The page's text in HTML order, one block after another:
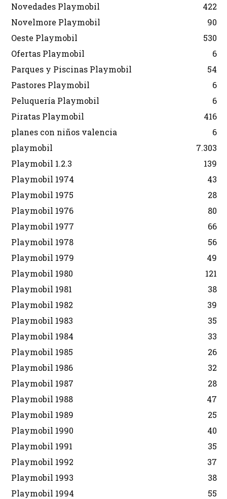
Novedades Playmobil
422
Novelmore Playmobil
90
Oeste Playmobil
530
Ofertas Playmobil
6
Parques y Piscinas Playmobil
54
Pastores Playmobil
6
Peluquería Playmobil
6
Piratas Playmobil
416
planes con niños valencia
6
playmobil
7.303
Playmobil 1.2.3
139
Playmobil 1974
43
Playmobil 1975
28
Playmobil 1976
80
Playmobil 1977
66
Playmobil 1978
56
Playmobil 1979
49
Playmobil 1980
121
Playmobil 1981
38
Playmobil 1982
39
Playmobil 1983
35
Playmobil 1984
33
Playmobil 1985
26
Playmobil 1986
32
Playmobil 1987
28
Playmobil 1988
47
Playmobil 1989
25
Playmobil 1990
40
Playmobil 1991
35
Playmobil 1992
37
Playmobil 1993
38
Playmobil 1994
55